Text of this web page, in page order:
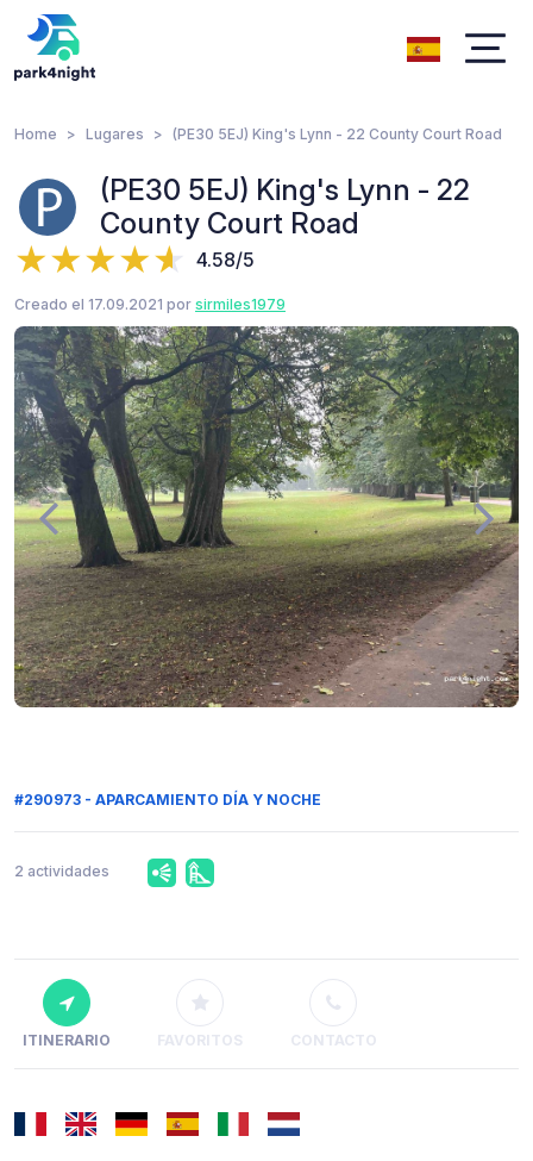
Home Lugares (PE30 5EJ) King's Lynn - 22 County Court Road
(PE30 5EJ) King's Lynn - 22
County Court Road
4.58/5
Creado el 17.09.2021 por sirmiles1979
#290973 - APARCAMIENTO DÍA Y NOCHE
2 actividades
ITINERARIO FAVORITOS CONTACTO